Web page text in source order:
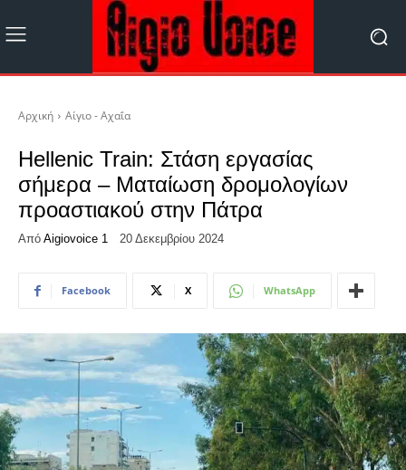
Αρχική Αίγιο - Αχαΐα
Hellenic Train: Στάση εργασίας
σήμερα – Ματαίωση δρομολογίων
προαστιακού στην Πάτρα
Από Aigiovoice 1 20 Δεκεμβρίου 2024
Facebook X WhatsApp